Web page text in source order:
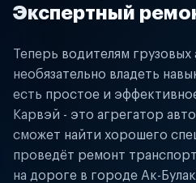
Экспертный
Теперь водителям
необязательно владеть
есть простое и
Карвэй - это агрегатор
сможет найти хорошего
проведёт ремонт
на дороге в городе Ак-